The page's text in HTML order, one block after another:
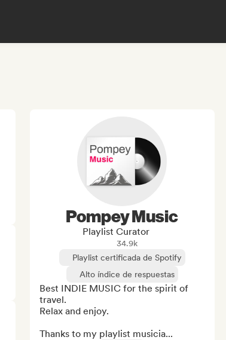
Pompey Music
Playlist Curator
34.9k
Playlist certificada de Spotify
Alto índice de respuestas
Best INDIE MUSIC for the spirit of
travel.
Relax and enjoy.
Thanks to my playlist musicia...